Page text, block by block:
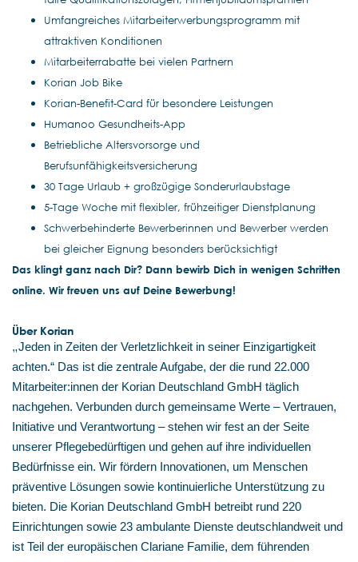
Umfangreiches Mitarbeiterwerbungsprogramm mit
attraktiven Konditionen
Mitarbeiterrabatte bei vielen Partnern
Korian Job Bike
Korian-Benefit-Card für besondere Leistungen
Humanoo Gesundheits-App
Betriebliche Altersvorsorge und
Berufsunfähigkeitsversicherung
30 Tage Urlaub + großzügige Sonderurlaubstage
5-Tage Woche mit flexibler, frühzeitiger Dienstplanung
Schwerbehinderte Bewerberinnen und Bewerber werden
bei gleicher Eignung besonders berücksichtigt
Das klingt ganz nach Dir? Dann bewirb Dich in wenigen Schritten
online. Wir freuen uns auf Deine Bewerbung!
Über Korian
„Jeden in Zeiten der Verletzlichkeit in seiner Einzigartigkeit
achten.“ Das ist die zentrale Aufgabe, der die rund 22.000
Mitarbeiter:innen der Korian Deutschland GmbH täglich
nachgehen. Verbunden durch gemeinsame Werte – Vertrauen,
Initiative und Verantwortung – stehen wir fest an der Seite
unserer Pflegebedürftigen und gehen auf ihre individuellen
Bedürfnisse ein. Wir fördern Innovationen, um Menschen
präventive Lösungen sowie kontinuierliche Unterstützung zu
bieten. Die Korian Deutschland GmbH betreibt rund 220
Einrichtungen sowie 23 ambulante Dienste deutschlandweit und
ist Teil der europäischen Clariane Familie, dem führenden